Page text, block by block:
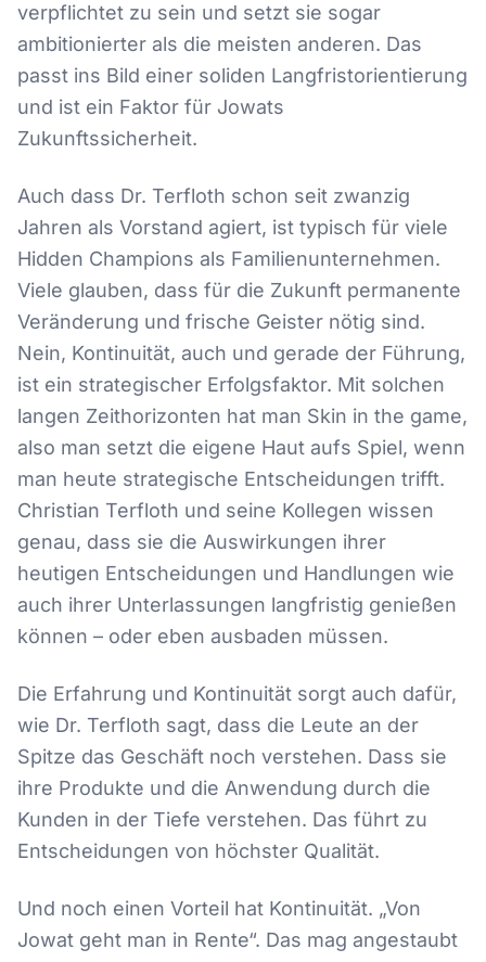
verpflichtet zu sein und setzt sie sogar
ambitionierter als die meisten anderen. Das
passt ins Bild einer soliden Langfristorientierung
und ist ein Faktor für Jowats
Zukunftssicherheit.
Auch dass Dr. Terfloth schon seit zwanzig
Jahren als Vorstand agiert, ist typisch für viele
Hidden Champions als Familienunternehmen.
Viele glauben, dass für die Zukunft permanente
Veränderung und frische Geister nötig sind.
Nein, Kontinuität, auch und gerade der Führung,
ist ein strategischer Erfolgsfaktor. Mit solchen
langen Zeithorizonten hat man Skin in the game,
also man setzt die eigene Haut aufs Spiel, wenn
man heute strategische Entscheidungen trifft.
Christian Terfloth und seine Kollegen wissen
genau, dass sie die Auswirkungen ihrer
heutigen Entscheidungen und Handlungen wie
auch ihrer Unterlassungen langfristig genießen
können – oder eben ausbaden müssen.
Die Erfahrung und Kontinuität sorgt auch dafür,
wie Dr. Terfloth sagt, dass die Leute an der
Spitze das Geschäft noch verstehen. Dass sie
ihre Produkte und die Anwendung durch die
Kunden in der Tiefe verstehen. Das führt zu
Entscheidungen von höchster Qualität.
Und noch einen Vorteil hat Kontinuität. „Von
Jowat geht man in Rente“. Das mag angestaubt